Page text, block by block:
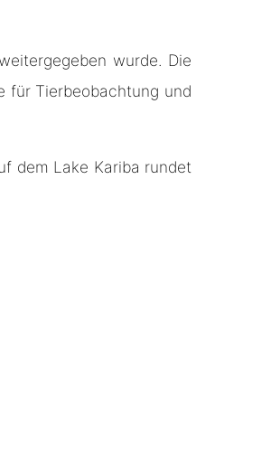
wurde. Die
für Tierbeobachtung und
dem Lake Kariba rundet